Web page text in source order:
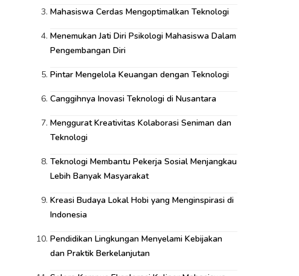
Mahasiswa Cerdas Mengoptimalkan Teknologi
Menemukan Jati Diri Psikologi Mahasiswa Dalam
Pengembangan Diri
Pintar Mengelola Keuangan dengan Teknologi
Canggihnya Inovasi Teknologi di Nusantara
Menggurat Kreativitas Kolaborasi Seniman dan
Teknologi
Teknologi Membantu Pekerja Sosial Menjangkau
Lebih Banyak Masyarakat
Kreasi Budaya Lokal Hobi yang Menginspirasi di
Indonesia
Pendidikan Lingkungan Menyelami Kebijakan
dan Praktik Berkelanjutan